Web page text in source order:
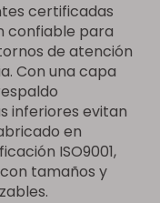
certificadas
confiable para
de atención
Con una capa
inferiores evitan
en
ISO9001,
tamaños y